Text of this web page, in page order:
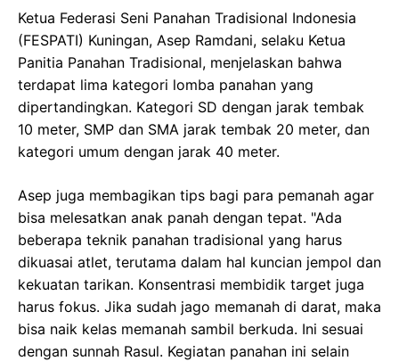
Ketua Federasi Seni Panahan Tradisional Indonesia
(FESPATI) Kuningan, Asep Ramdani, selaku Ketua
Panitia Panahan Tradisional, menjelaskan bahwa
terdapat lima kategori lomba panahan yang
dipertandingkan. Kategori SD dengan jarak tembak
10 meter, SMP dan SMA jarak tembak 20 meter, dan
kategori umum dengan jarak 40 meter.
Asep juga membagikan tips bagi para pemanah agar
bisa melesatkan anak panah dengan tepat. "Ada
beberapa teknik panahan tradisional yang harus
dikuasai atlet, terutama dalam hal kuncian jempol dan
kekuatan tarikan. Konsentrasi membidik target juga
harus fokus. Jika sudah jago memanah di darat, maka
bisa naik kelas memanah sambil berkuda. Ini sesuai
dengan sunnah Rasul. Kegiatan panahan ini selain